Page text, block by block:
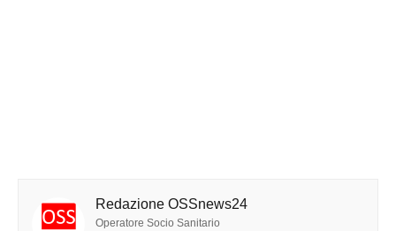
Redazione OSSnews24
Operatore Socio Sanitario